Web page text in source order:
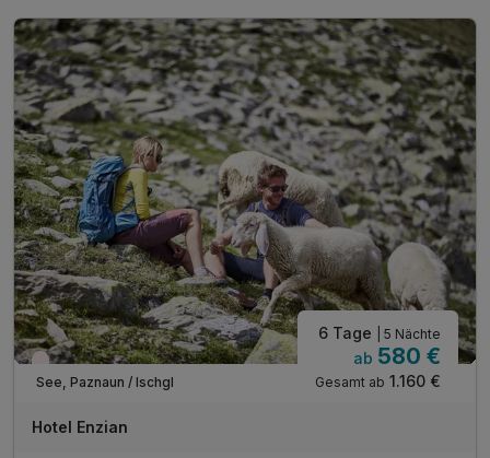
...wöchentlich Galadinner
Silvretta Card Premium*
inkl. Nutzung unseres Wellnessbereiches **
inkl. Nutzung unseres Freischwimmbades
Wieder frei ab September
See, Paznaun / Ischgl
6 Tage | 5 Nächte
ab 580 €
Gesamt ab 1.160 €
Hotel Enzian